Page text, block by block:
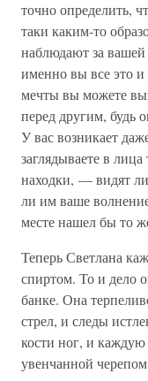
точно определить,
таки каким-то
наблюдают за
именно вы все это
мечты вы можете
перед другим, будь
У вас возникает
заглядываете в
находки, — видят
ли им ваше
месте нашел бы то
Теперь Светлана
спиртом. То и дело
банке. Она
стрел, и следы
кости ног, и каждую
увенчанной